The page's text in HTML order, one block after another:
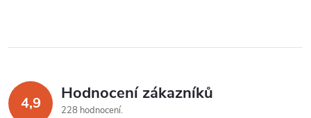
4,9 Hodnocení zákazníků
228 hodnocení